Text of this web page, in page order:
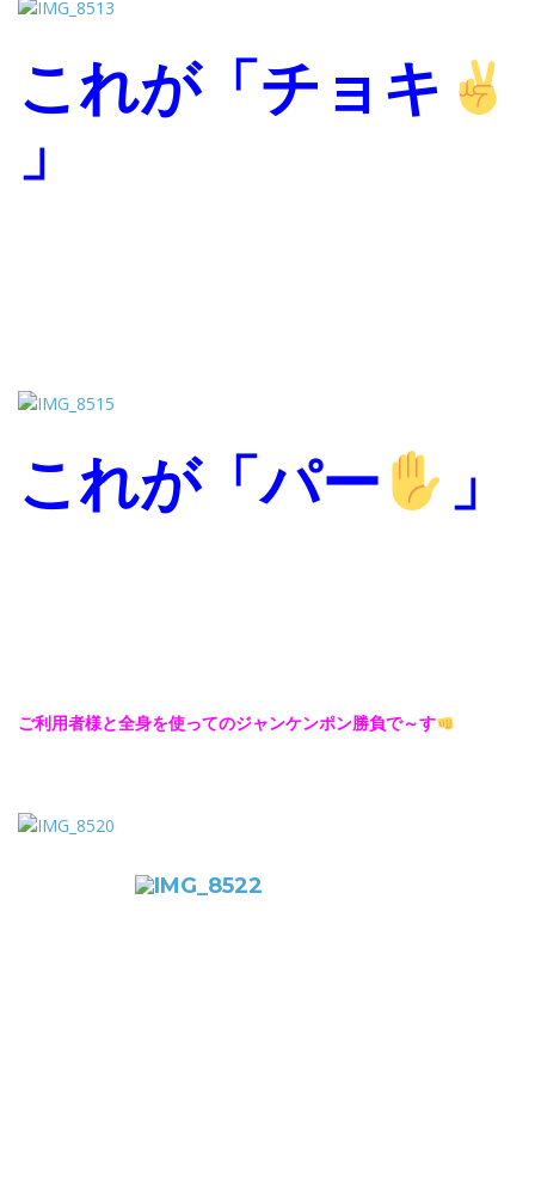
これが「チョキ
」
これが「パー 」
ご利用者様と全身を使ってのジャンケンポン勝負で～す